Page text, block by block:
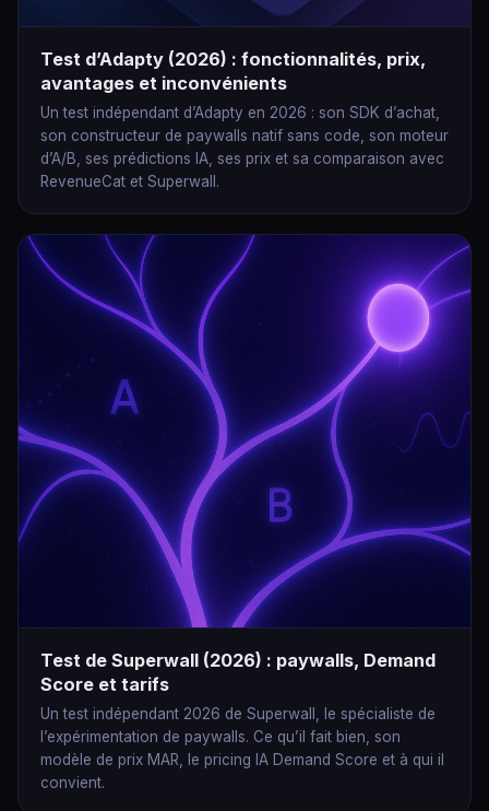
Test d’Adapty (2026) : fonctionnalités, prix,
avantages et inconvénients
Un test indépendant d’Adapty en 2026 : son SDK d’achat,
son constructeur de paywalls natif sans code, son moteur
d’A/B, ses prédictions IA, ses prix et sa comparaison avec
RevenueCat et Superwall.
Test de Superwall (2026) : paywalls, Demand
Score et tarifs
Un test indépendant 2026 de Superwall, le spécialiste de
l’expérimentation de paywalls. Ce qu’il fait bien, son
modèle de prix MAR, le pricing IA Demand Score et à qui il
convient.